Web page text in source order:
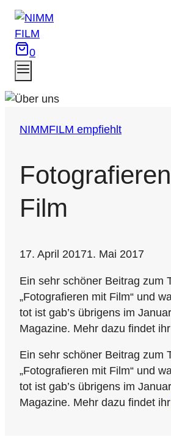
Zum
Inhalt
springen
0
NIMMFILM empfiehlt
Film
17. April 20171. Mai 2017
Ein sehr schöner Beitrag zum
„Fotografieren mit Film“ und
tot ist gab’s übrigens im
Magazine. Mehr dazu findet
Ein sehr schöner Beitrag zum
„Fotografieren mit Film“ und
tot ist gab’s übrigens im
Magazine. Mehr dazu findet ihr